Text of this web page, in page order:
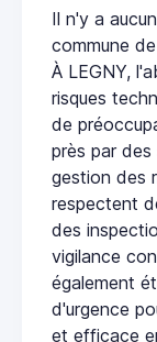
Il n'y a
commune
À LEGNY,
risques
de
près par
gestion des
respectent
des
vigilance
également
d'urgence
et efficace